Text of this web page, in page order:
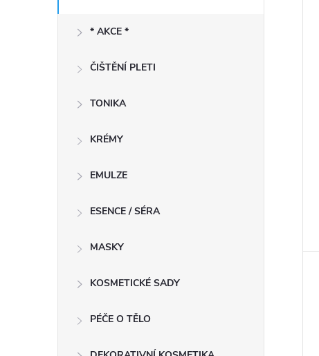
* AKCE *
ČIŠTĚNÍ PLETI
TONIKA
KRÉMY
EMULZE
ESENCE / SÉRA
MASKY
KOSMETICKÉ SADY
PÉČE O TĚLO
u